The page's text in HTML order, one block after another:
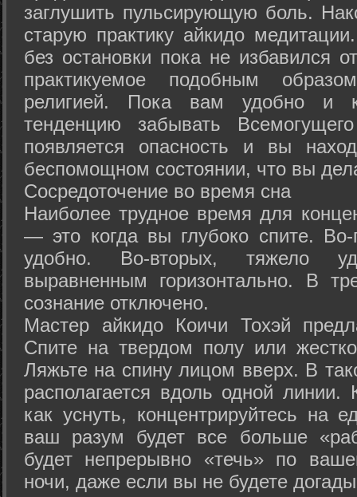
заглушить пульсирующую боль.
старую практику айкидо
без остановки пока не избавился
практикуемое подобным
религией. Пока вам удобно и
тенденцию забывать
появляется опасность и вы
беспомощном состоянии, что вы
Сосредоточение во время сна
Наиболее трудное время для
— это когда вы глубоко спите.
удобно. Во-вторых, тяжело
выравненным горизонтально. В
сознание отключено.
Мастер айкидо Коичи Тохэй
Спите на твердом полу или
Ляжьте на спину лицом вверх. В
располагается вдоль одной
как уснуть, концентрируйтесь на
ваш разум будет все больше
будет непрерывно «течь» по
ночи, даже если вы не будете